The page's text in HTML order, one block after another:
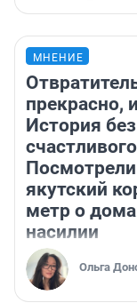
МНЕНИЕ
прекрасно,
История без
якутский
метр о
насилии
Ольга